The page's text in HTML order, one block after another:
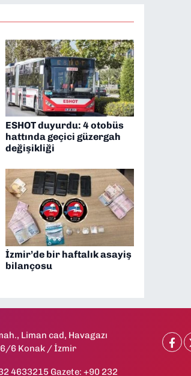
ESHOT duyurdu: 4 otobüs
hattında geçici güzergah
değişikliği
İzmir’de bir haftalık asayiş
bilançosu
Liman cad, Havagazı
6 Konak / İzmir
4633215 Gazete: +90 232